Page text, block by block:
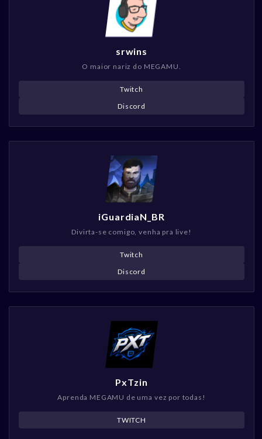
srwins
O maior nariz do MEGAMU.
Twitch
Discord
iGuardiaN_BR
Divirta-se comigo, venha pra live!
Twitch
Discord
PxTzin
Aprenda MEGAMU de uma vez por todas!
TWITCH